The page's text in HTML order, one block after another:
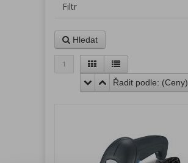
Filtr
Hledat
1
Řadit podle: (Ceny)